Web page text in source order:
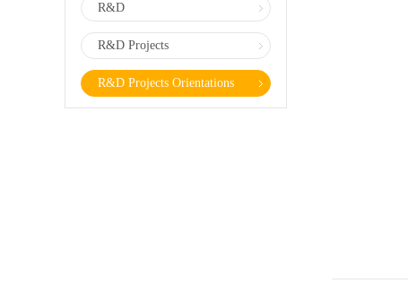
R&D
R&D Projects
R&D Projects Orientations